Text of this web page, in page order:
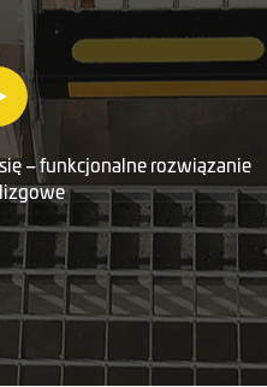
– funkcjonalne rozwiązanie